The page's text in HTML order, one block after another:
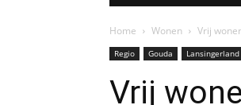
Home Wonen Vrij
Regio Gouda Lansingerland
Vrij